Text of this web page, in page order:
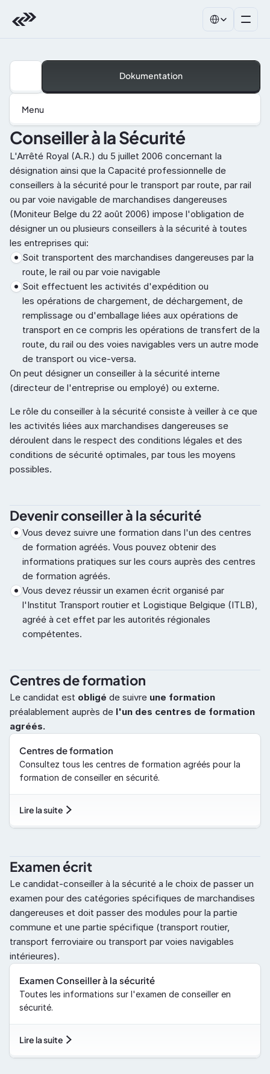
Dokumentation
Menu
Conseiller à la Sécurité
L'Arrêté Royal (A.R.) du 5 juillet 2006 concernant la
désignation ainsi que la Capacité professionnelle de
conseillers à la sécurité pour le transport par route, par rail
ou par voie navigable de marchandises dangereuses
(Moniteur Belge du 22 août 2006) impose l'obligation de
désigner un ou plusieurs conseillers à la sécurité à toutes
les entreprises qui:
Soit transportent des marchandises dangereuses par la
route, le rail ou par voie navigable
Soit effectuent les activités d'expédition ou
les opérations de chargement, de déchargement, de
remplissage ou d'emballage liées aux opérations de
transport en ce compris les opérations de transfert de la
route, du rail ou des voies navigables vers un autre mode
de transport ou vice-versa.
On peut désigner un conseiller à la sécurité interne
(directeur de l'entreprise ou employé) ou externe.
Le rôle du conseiller à la sécurité consiste à veiller à ce que
les activités liées aux marchandises dangereuses se
déroulent dans le respect des conditions légales et des
conditions de sécurité optimales, par tous les moyens
possibles.
Devenir conseiller à la sécurité
Vous devez suivre une formation dans l'un des centres
de formation agréés. Vous pouvez obtenir des
informations pratiques sur les cours auprès des centres
de formation agréés.
Vous devez réussir un examen écrit organisé par
l'Institut Transport routier et Logistique Belgique (ITLB),
agréé à cet effet par les autorités régionales
compétentes.
Centres de formation
Le candidat est obligé de suivre une formation
préalablement auprès de l'un des centres de formation
agréés.
Centres de formation
Consultez tous les centres de formation agréés pour la
formation de conseiller en sécurité.
Lire la suite
Examen écrit
Le candidat-conseiller à la sécurité a le choix de passer un
examen pour des catégories spécifiques de marchandises
dangereuses et doit passer des modules pour la partie
commune et une partie spécifique (transport routier,
transport ferroviaire ou transport par voies navigables
intérieures).
Examen Conseiller à la sécurité
Toutes les informations sur l'examen de conseiller en
sécurité.
Lire la suite